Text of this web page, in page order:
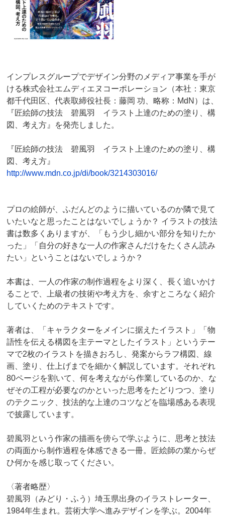
インプレスグループでデザイン分野のメディア事業を手が
ける株式会社エムディエヌコーポレーション（本社：東京
都千代田区、代表取締役社長：藤岡 功、略称：MdN）は、
『匠絵師の技法 碧風羽 イラスト上達のための塗り、構
図、考え方』を発売しました。
『匠絵師の技法 碧風羽 イラスト上達のための塗り、構
図、考え方』
http://www.mdn.co.jp/di/book/3214303016/
プロの絵師が、ふだんどのように描いているのか隣で見て
いたいなと思ったことはないでしょうか？ イラストの技法
書は数多くありますが、「もう少し細かい部分を知りたか
った」「自分の好きな一人の作家さんだけをたくさん読み
たい」ということはないでしょうか？
本書は、一人の作家の制作過程をより深く、長く追いかけ
ることで、上級者の技術や考え方を、余すところなく紹介
していくためのテキストです。
著者は、「キャラクターをメインに据えたイラスト」「物
語性を伝える構図を主テーマとしたイラスト」というテー
マで2枚のイラストを描きおろし、発案からラフ構図、線
画、塗り、仕上げまでを細かく解説しています。それぞれ
80ページを割いて、何を考えながら作業しているのか、な
ぜその工程が必要なのかといった思考をたどりつつ、塗り
のテクニック、技法的な上達のコツなどを臨場感ある表現
で披露しています。
碧風羽という作家の描画を傍らで学ぶように、思考と技法
の両面から制作過程を体感できる一冊。匠絵師の業からぜ
ひ何かを感じ取ってください。
〈著者略歴〉
碧風羽（みどり・ふう）埼玉県出身のイラストレーター、
1984年生まれ。芸術大学へ進みデザインを学ぶ。2004年